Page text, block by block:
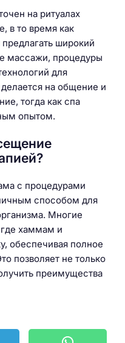
на ритуалах
в то время как
широкий
массажи, процедуры
для
на общение и
тогда как спа
опытом.
с процедурами
способом для
Многие
где хаммам и
обеспечивая полное
позволяет не только
преимущества